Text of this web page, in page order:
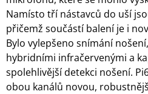
Namísto tří nástavců do uší
přičemž součástí balení je i
Bylo vylepšeno snímání
hybridními infračervenými a
spolehlivější detekci nošení.
obou kanálů novou,